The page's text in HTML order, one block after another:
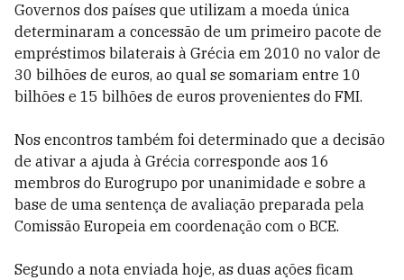
Governos dos países que utilizam a moeda única
determinaram a concessão de um primeiro pacote de
empréstimos bilaterais à Grécia em 2010 no valor de
30 bilhões de euros, ao qual se somariam entre 10
bilhões e 15 bilhões de euros provenientes do FMI.
Nos encontros também foi determinado que a decisão
de ativar a ajuda à Grécia corresponde aos 16
membros do Eurogrupo por unanimidade e sobre a
base de uma sentença de avaliação preparada pela
Comissão Europeia em coordenação com o BCE.
Segundo a nota enviada hoje, as duas ações ficam